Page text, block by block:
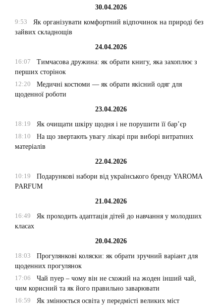
30.04.2026
9:53
Як організувати комфортний відпочинок на природі без
зайвих складнощів
24.04.2026
16:07
Тимчасова дружина: як обрати книгу, яка захоплює з
перших сторінок
12:20
Медичні костюми — як обрати якісний одяг для
щоденної роботи
23.04.2026
18:19
Як очищати шкіру щодня і не порушити її бар’єр
18:10
На що звертають увагу лікарі при виборі витратних
матеріалів
22.04.2026
10:19
Подарункові набори від українського бренду YAROMA
PARFUM
21.04.2026
16:49
Як проходить адаптація дітей до навчання у молодших
класах
20.04.2026
18:03
Прогулянкові коляски: як обрати зручний варіант для
щоденних прогулянок
17:06
Чай пуер – чому він не схожий на жоден інший чай,
чим корисний та як його правильно заварювати
16:59
Як змінюється освіта у передмісті великих міст